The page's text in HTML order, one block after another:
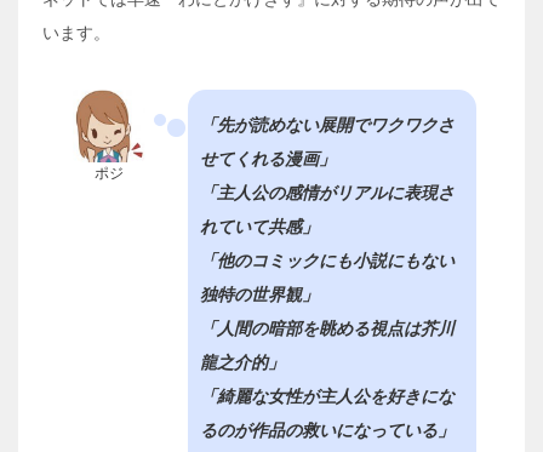
います。
ポジ
「先が読めない展開でワクワクさ
せてくれる漫画」
「主人公の感情がリアルに表現さ
れていて共感」
「他のコミックにも小説にもない
独特の世界観」
「人間の暗部を眺める視点は芥川
龍之介的」
「綺麗な女性が主人公を好きにな
るのが作品の救いになっている」